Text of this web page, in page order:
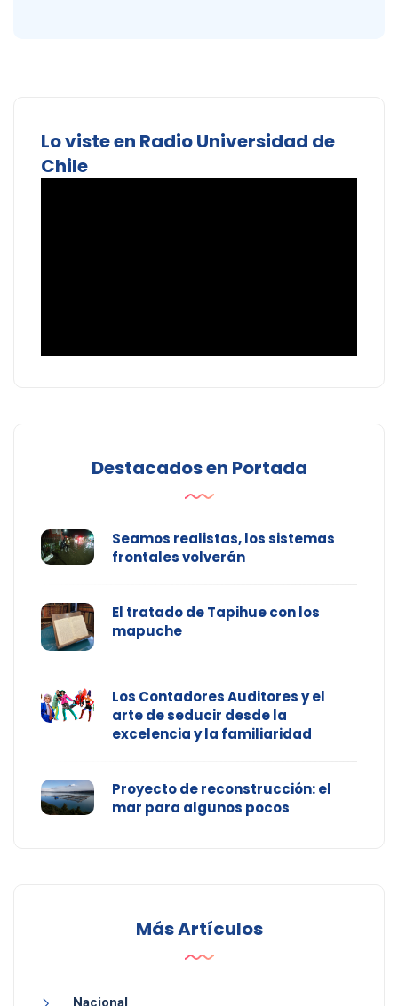
Lo viste en Radio Universidad de
Chile
Destacados en Portada
Seamos realistas, los sistemas
frontales volverán
El tratado de Tapihue con los
mapuche
Los Contadores Auditores y el
arte de seducir desde la
excelencia y la familiaridad
Proyecto de reconstrucción: el
mar para algunos pocos
Más Artículos
Nacional